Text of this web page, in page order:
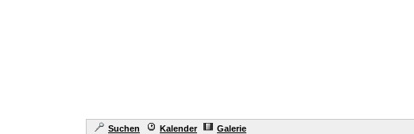
Suchen Kalender Galerie